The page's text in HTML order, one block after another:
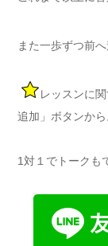
また一歩ずつ前
レッスンに
追加」ボタンから
1対１でトークも